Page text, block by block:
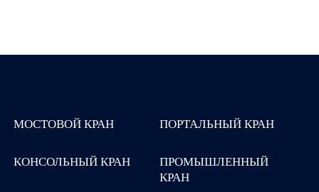
МОСТОВОЙ КРАН
ПОРТАЛЬНЫЙ КРАН
КОНСОЛЬНЫЙ КРАН
ПРОМЫШЛЕННЫЙ
КРАН